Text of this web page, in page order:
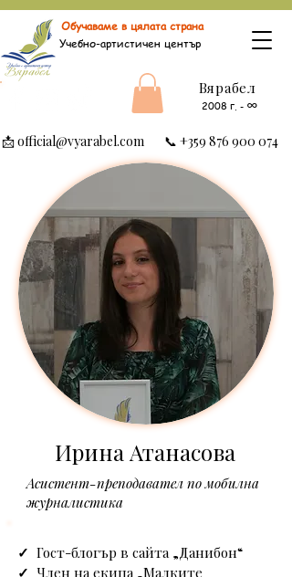
Учебно-артистичен център
Вярабел
2008 г. - ∞
Обучаваме в цялата страна
📩official@vyarabel.com 📞 +359 876 900 074
Ирина Атанасова
Асистент-преподавател по мобилна
журналистика
✓
  Гост-блогър в сайта „Данибон“
✓
  Член на екипа „Малките